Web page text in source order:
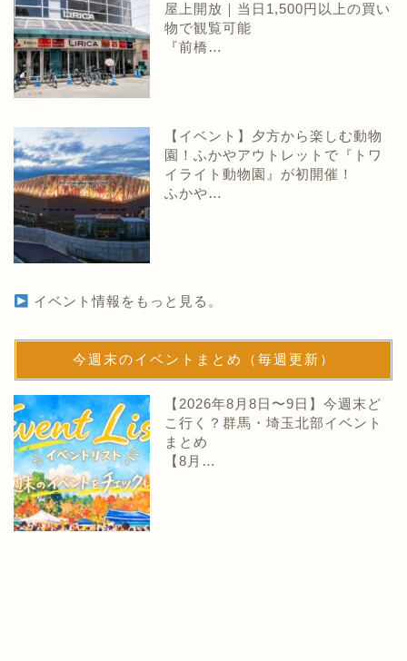
屋上開放｜当日1,500円以上の買い
物で観覧可能
『前橋…
【イベント】夕方から楽しむ動物
園！ふかやアウトレットで『トワ
イライト動物園』が初開催！
ふかや…
イベント情報をもっと見る。
今週末のイベントまとめ（毎週更新）
【2026年8月8日〜9日】今週末ど
こ行く？群馬・埼玉北部イベント
まとめ
【8月…